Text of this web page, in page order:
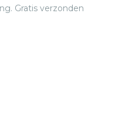
Gratis verzonden